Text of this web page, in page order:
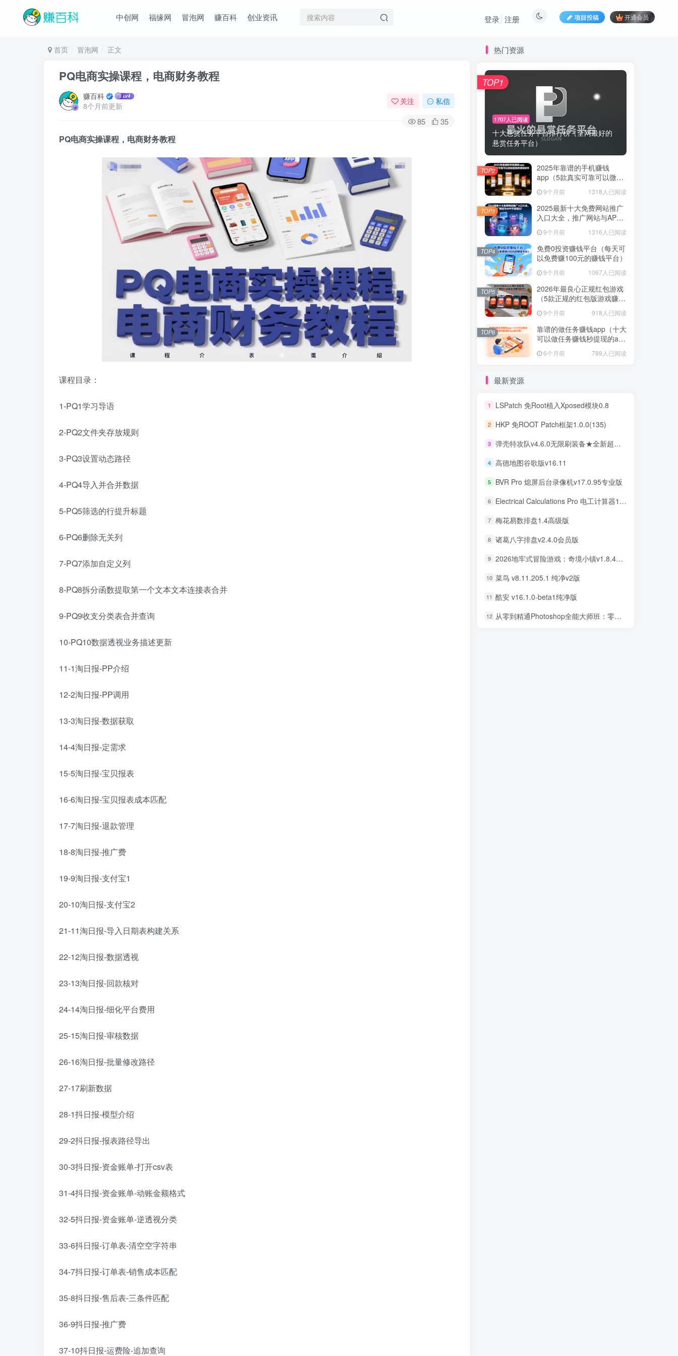
中创网 福缘网 冒泡网 赚百科 创业资讯 项目投稿 开通会员
登录 注册
首页 冒泡网 正文
PQ电商实操课程，电商财务教程
赚百科
8个月前更新
关注 私信
85 35
PQ电商实操课程，电商财务教程
课程目录：
1-PQ1学习导语
2-PQ2文件夹存放规则
3-PQ3设置动态路径
4-PQ4导入并合并数据
5-PQ5筛选的行提升标题
6-PQ6删除无关列
7-PQ7添加自定义列
8-PQ8拆分函数提取第一个文本文本连接表合并
9-PQ9收支分类表合并查询
10-PQ10数据透视业务描述更新
11-1淘日报-PP介绍
12-2淘日报-PP调用
13-3淘日报-数据获取
14-4淘日报-定需求
15-5淘日报-宝贝报表
16-6淘日报-宝贝报表成本匹配
17-7淘日报-退款管理
18-8淘日报-推广费
19-9淘日报-支付宝1
20-10淘日报-支付宝2
21-11淘日报-导入日期表构建关系
22-12淘日报-数据透视
23-13淘日报-回款核对
24-14淘日报-细化平台费用
25-15淘日报-审核数据
26-16淘日报-批量修改路径
27-17刷新数据
28-1抖日报-模型介绍
29-2抖日报-报表路径导出
30-3抖日报-资金账单-打开csv表
31-4抖日报-资金账单-动账金额格式
32-5抖日报-资金账单-逆透视分类
33-6抖日报-订单表-清空空字符串
34-7抖日报-订单表-销售成本匹配
35-8抖日报-售后表-三条件匹配
36-9抖日报-推广费
37-10抖日报-运费险-追加查询
热门资源
1707人已阅读
十大悬赏任务平台排行榜（全网最好的
悬赏任务平台）
TOP1
2025年靠谱的手机赚钱
app（5款真实可靠可以微信
9个月前 1318人已阅读
TOP2
2025最新十大免费网站推广
入口大全，推广网站与APP
9个月前 1316人已阅读
TOP3
免费0投资赚钱平台（每天可
以免费赚100元的赚钱平台）
9个月前 1067人已阅读
TOP4
2026年最良心正规红包游戏
（5款正规的红包版游戏赚钱
9个月前 918人已阅读
TOP5
靠谱的做任务赚钱app（十大
可以做任务赚钱秒提现的app
6个月前 789人已阅读
TOP6
最新资源
1 LSPatch 免Root植入Xposed模块0.8
2 HKP 免ROOT Patch框架1.0.0(135)
3 弹壳特攻队v4.6.0无限刷装备★全新超爽动作射击割草游戏
4 高德地图谷歌版v16.11
5 BVR Pro 熄屏后台录像机v17.0.95专业版
6 Electrical Calculations Pro 电工计算器11.0.5专业版
7 梅花易数排盘1.4高级版
8 诸葛八字排盘v2.4.0会员版
9 2026地牢式冒险游戏：奇境小镇v1.8.411完美版
10 菜鸟 v8.11.205.1 纯净v2版
11 酷安 v16.1.0-beta1纯净版
12 从零到精通Photoshop全能大师班：零基础学PS，直通商业设计变现